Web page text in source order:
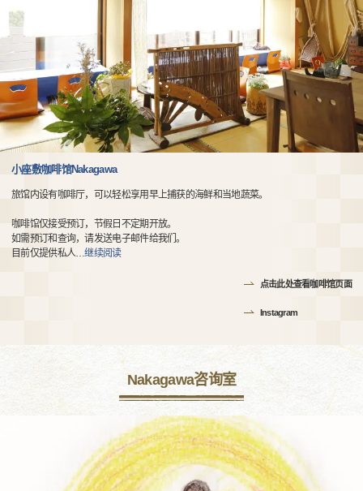
小座敷咖啡馆Nakagawa
旅馆内设有咖啡厅，可以轻松享用早上捕获的海鲜和当地蔬菜。
咖啡馆仅接受预订，节假日不定期开放。
如需预订和查询，请发送电子邮件给我们。
目前仅提供私人 …继续阅读
点击此处查看咖啡馆页面
Instagram
Nakagawa咨询室